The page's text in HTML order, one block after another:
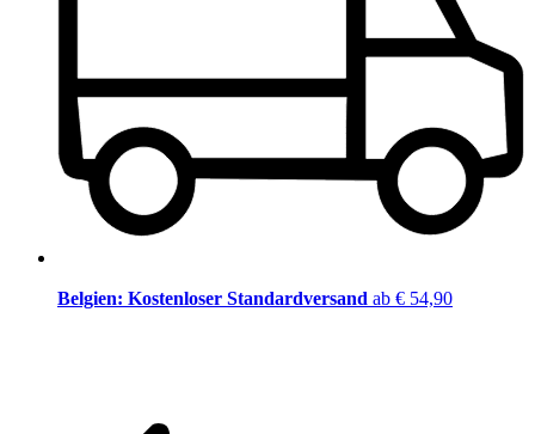
Belgien: Kostenloser Standardversand ab € 54,90